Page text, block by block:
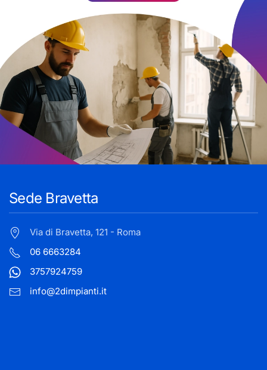
Sede Bravetta
Via di Bravetta, 121 - Roma
06 6663284
3757924759
info@2dimpianti.it